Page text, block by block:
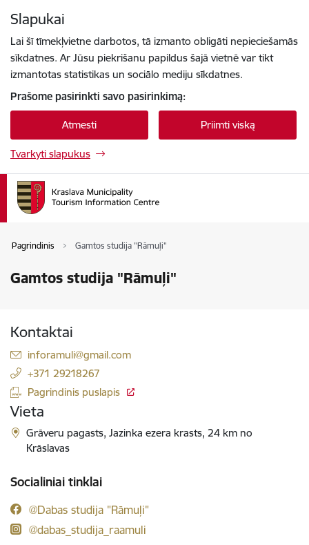
Slapukai
Lai šī tīmekļvietne darbotos, tā izmanto obligāti nepieciešamās
sīkdatnes. Ar Jūsu piekrišanu papildus šajā vietnē var tikt
izmantotas statistikas un sociālo mediju sīkdatnes.
Prašome pasirinkti savo pasirinkimą:
Atmesti Priimti viską
Tvarkyti slapukus
Pagrindinis Gamtos studija "Rāmuļi"
Gamtos studija "Rāmuļi"
Kontaktai
El. paštas:
inforamuli@gmail.com
+371 29218267
Pagrindinis puslapis
Vieta
Grāveru pagasts, Jazinka ezera krasts, 24 km no
Krāslavas
Socialiniai tinklai
@Dabas studija "Rāmuļi"
@dabas_studija_raamuli